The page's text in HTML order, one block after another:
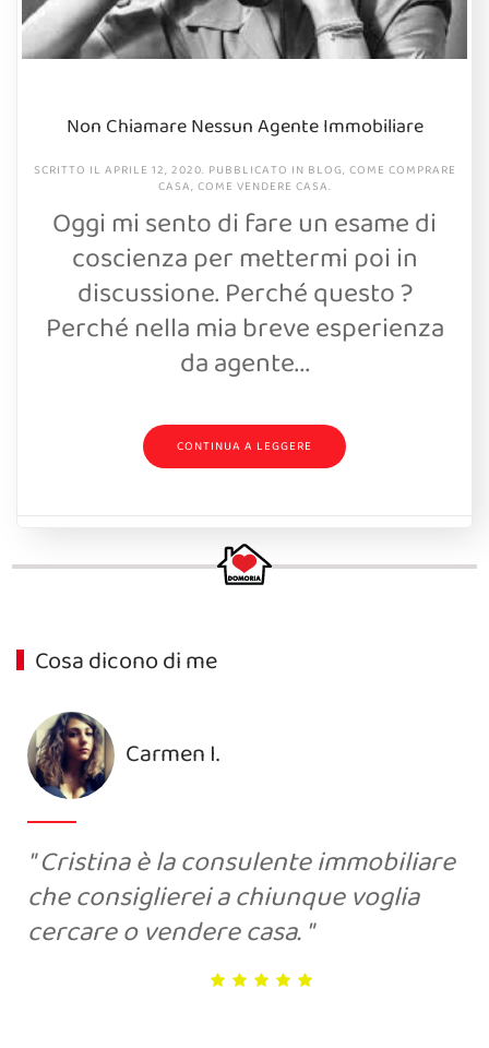
Non Chiamare Nessun Agente Immobiliare
SCRITTO IL APRILE 12, 2020. PUBBLICATO IN BLOG, COME COMPRARE
CASA, COME VENDERE CASA.
Oggi mi sento di fare un esame di
coscienza per mettermi poi in
discussione. Perché questo ?
Perché nella mia breve esperienza
da agente...
CONTINUA A LEGGERE
Cosa dicono di me
Carmen I.
Cristina è la consulente immobiliare
che consiglierei a chiunque voglia
cercare o vendere casa.